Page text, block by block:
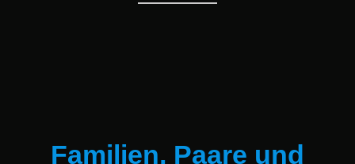
Familien, Paare und